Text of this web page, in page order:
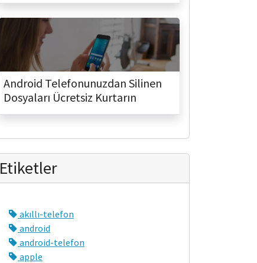
Android Telefonunuzdan Silinen
Dosyaları Ücretsiz Kurtarın
Etiketler
akıllı-telefon
android
android-telefon
apple